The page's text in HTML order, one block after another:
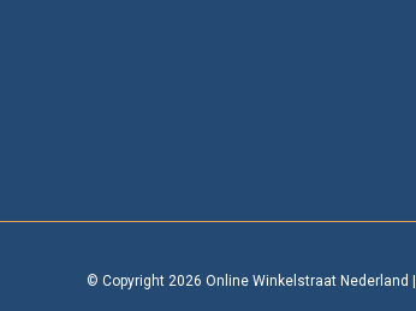
© Copyright 2026 Online Winkelstraat Nederland |